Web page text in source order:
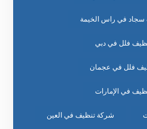
في راس الخيمة
فلل في دبي
فلل في عجمان
في الإمارات
شركة تنظيف في العين